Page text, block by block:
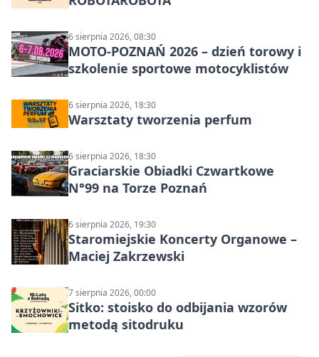
6 sierpnia 2026, 08:30
MOTO-POZNAŃ 2026 – dzień torowy i
szkolenie sportowe motocyklistów
6 sierpnia 2026, 18:30
Warsztaty tworzenia perfum
6 sierpnia 2026, 18:30
Graciarskie Obiadki Czwartkowe
N°99 na Torze Poznań
6 sierpnia 2026, 19:30
Staromiejskie Koncerty Organowe –
Maciej Zakrzewski
7 sierpnia 2026, 00:00
Sitko: stoisko do odbijania wzorów
metodą sitodruku